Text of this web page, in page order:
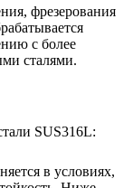
фрезерования
с более
сталями.
SUS316L:
в условиях,